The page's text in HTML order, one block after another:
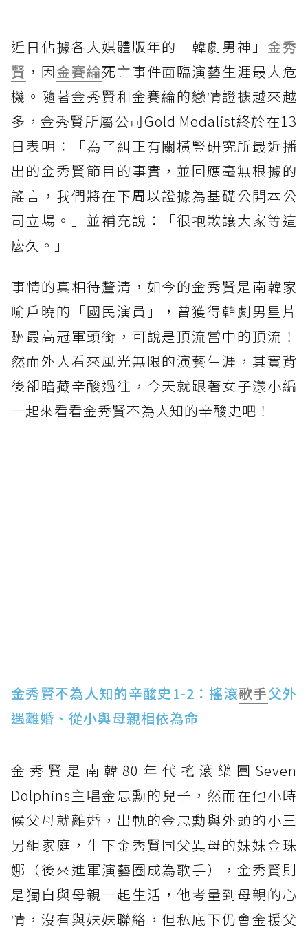
近日佔據各大媒體版年的「韓劇男神」 金秀
賢 ，因金賽綸死亡事件面臨演藝生涯最大危
機。隨著金秀賢和金賽綸的戀情證據越來越
多，金秀賢所屬公司Gold Medalist終於在13
日表明：「為了糾正有關橫豎研究所最近播
出的金秀賢節目的事實，並回應毫無根據的
謠言，我們將在下周以證據為基礎公開本公
司立場。」並補充說：「很抱歉讓大家等這
麼久。」
事情的真相待釐清，如今的金秀賢是南韓家
喻戶曉的「國民演員」，曾獲得韓劇男星片
酬最高冠軍頭銜，可說是頂流當中的頂流！
然而外人看來風光無限的演藝生涯，其實背
後卻暗藏辛酸過往，今天就跟著女子漾小編
一起來看看金秀賢不為人知的辛酸史吧！
金秀賢不為人知的辛酸史1-2：搖滾歌手父外
遇離婚、從小與母親相依為命
金秀賢是南韓80年代搖滾樂團Seven
Dolphins主唱金忠勳的兒子，然而在他小時
候父母就離婚，出軌的金忠勳與外頭的小三
另組家庭，生下金秀賢同父異母的妹妹金珠
娜（後來進軍演藝圈成為歌手），金秀賢則
是獨自與母親一起生活，他考量到母親的心
情，沒有與妹妹聯絡，但私底下仍會金援父